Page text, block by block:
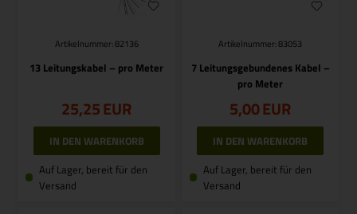
Artikelnummer: 82136
13 Leitungskabel – pro Meter
25,25EUR
Auf Lager, bereit für den
Versand
Artikelnummer: 83053
7 Leitungsgebundenes Kabel –
pro Meter
5,00EUR
Auf Lager, bereit für den
Versand